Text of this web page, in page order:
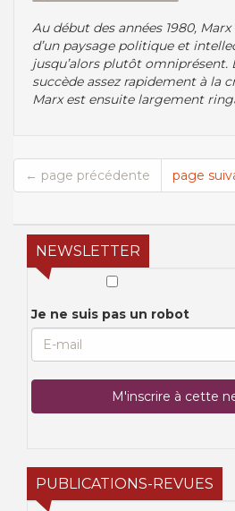
Au début des années 1980,
d’un paysage politique et
jusqu’alors plutôt omniprésent.
succède assez rapidement à la
Marx est ensuite largement
← page précédente page
NEWSLETTER
Je ne suis pas un robot
PUBLICATIONS-REVUES